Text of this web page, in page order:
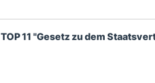
11 "Gesetz zu dem